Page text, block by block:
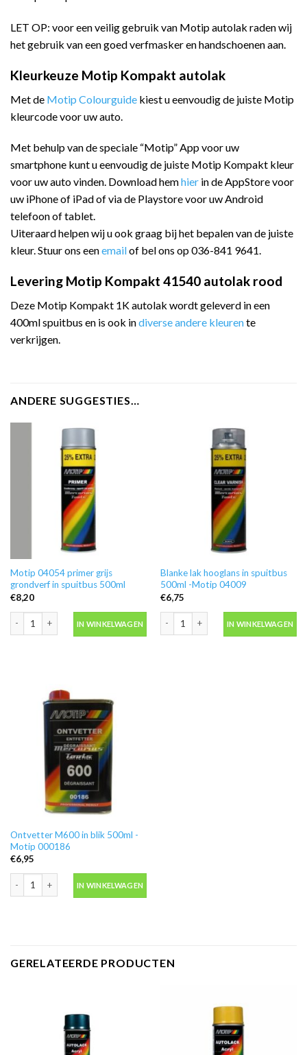
LET OP: voor een veilig gebruik van Motip autolak raden wij
het gebruik van een goed verfmasker en handschoenen aan.
Kleurkeuze Motip Kompakt autolak
Met de Motip Colourguide kiest u eenvoudig de juiste Motip
kleurcode voor uw auto.
Met behulp van de speciale “Motip” App voor uw
smartphone kunt u eenvoudig de juiste Motip Kompakt kleur
voor uw auto vinden. Download hemhier in de AppStore voor
uw iPhone of iPad of via de Playstore voor uw Android
telefoon of tablet.
Uiteraard helpen wij u ook graag bij het bepalen van de juiste
kleur. Stuur ons eenemailof bel ons op 036-841 9641.
Levering Motip Kompakt 41540 autolak rood
Deze Motip Kompakt 1K autolak wordt geleverd in een
400ml spuitbus en is ook indiverse andere kleurente
verkrijgen.
ANDERE SUGGESTIES…
Motip 04054 primer grijs
grondverf in spuitbus 500ml
€8,20
IN WINKELWAGEN
Blanke lak hooglans in spuitbus
500ml -Motip 04009
€6,75
IN WINKELWAGEN
Ontvetter M600 in blik 500ml -
Motip 000186
€6,95
Ontvetter M600 in blik 500ml -Motip 000186 aantal
IN WINKELWAGEN
GERELATEERDE PRODUCTEN